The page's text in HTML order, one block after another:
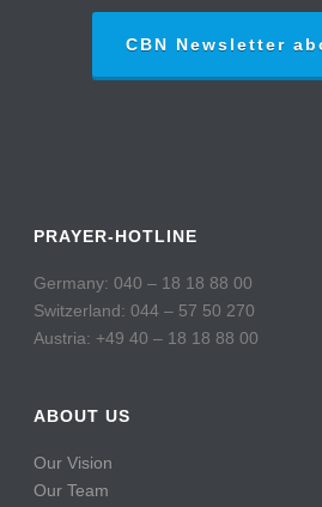
CBN Newsletter
PRAYER-HOTLINE
Germany: 040 – 18 18 88 00
Switzerland: 044 – 57 50 270
Austria: +49 40 – 18 18 88 00
ABOUT US
Our Vision
Our Team